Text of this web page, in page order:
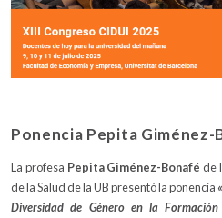
Ponencia Pepita Giménez-
La profesa Pepita Giménez-Bonafé de
de la Salud de la UB presentó la ponencia
Diversidad de Género en la